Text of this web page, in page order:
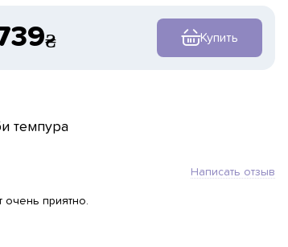
Купить
темпура
Написать отзыв
очень приятно.